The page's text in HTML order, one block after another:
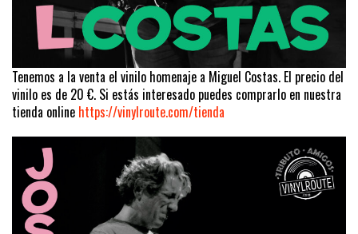
Tenemos a la venta el vinilo homenaje a Miguel Costas. El precio del
vinilo es de 20 €. Si estás interesado puedes comprarlo en nuestra
tienda online https://vinylroute.com/tienda